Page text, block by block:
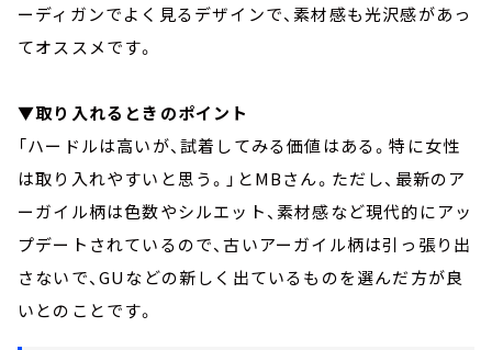
ーディガンでよく見るデザインで、素材感も光沢感があっ
てオススメです。
▼取り入れるときのポイント
「ハードルは高いが、試着してみる価値はある。特に女性
は取り入れやすいと思う。」とMBさん。ただし、最新のア
ーガイル柄は色数やシルエット、素材感など現代的にアッ
プデートされているので、古いアーガイル柄は引っ張り出
さないで、GUなどの新しく出ているものを選んだ方が良
いとのことです。